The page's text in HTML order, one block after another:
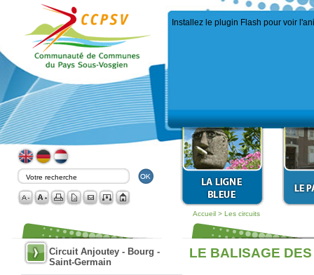
Installez le plugin Flash pour voir
Accueil > Les circuits
Circuit Anjoutey - Bourg -
Saint-Germain
LE BALISAGE